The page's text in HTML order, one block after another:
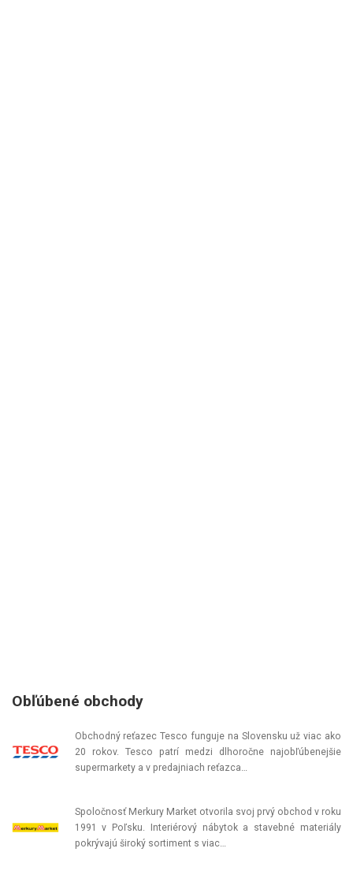
Obľúbené obchody
Obchodný reťazec Tesco funguje na Slovensku už viac ako
20 rokov. Tesco patrí medzi dlhoročne najobľúbenejšie
supermarkety a v predajniach reťazca…
Spoločnosť Merkury Market otvorila svoj prvý obchod v roku
1991 v Poľsku. Interiérový nábytok a stavebné materiály
pokrývajú široký sortiment s viac…